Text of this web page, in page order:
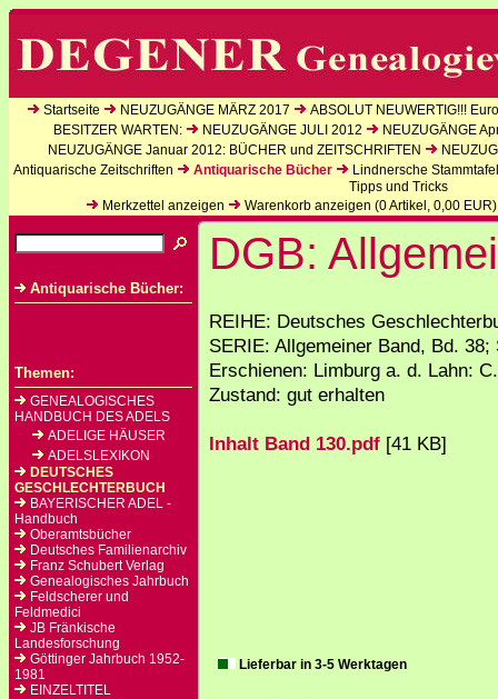
Startseite NEUZUGÄNGE MÄRZ 2017
ABSOLUT NEUWERTIG!!!
BESITZER WARTEN:
NEUZUGÄNGE JULI 2012
NEUZUGÄNGE
NEUZUGÄNGE Januar 2012: BÜCHER und ZEITSCHRIFTEN
Antiquarische Zeitschriften
Antiquarische Bücher
Lindnersche
Tipps und Tricks
Merkzettel anzeigen
Warenkorb anzeigen (0Artikel, 0,00 EUR)
Antiquarische Bücher:
Themen:
GENEALOGISCHES
HANDBUCH DES ADELS
ADELIGE HÄUSER
ADELSLEXIKON
DEUTSCHES
GESCHLECHTERBUCH
BAYERISCHER ADEL -
Handbuch
Oberamtsbücher
Deutsches Familienarchiv
Franz Schubert Verlag
Genealogisches Jahrbuch
Feldscherer und
Feldmedici
JB Fränkische
Landesforschung
Göttinger Jahrbuch 1952-
1981
EINZELTITEL
DGB:
REIHE: Deutsches
SERIE: Allgemeiner Band, Bd. 38;
Erschienen: Limburg a. d. Lahn:
Zustand: gut erhalten
Inhalt Band 130.pdf [41 KB]
Lieferbar in 3-5 Werktagen